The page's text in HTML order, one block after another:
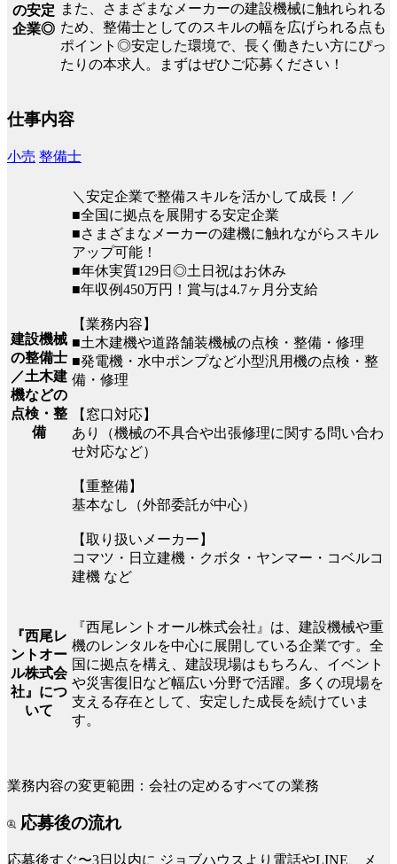
の安定
企業◎
また、さまざまなメーカーの建設機械に触れられる
ため、整備士としてのスキルの幅を広げられる点も
ポイント◎安定した環境で、長く働きたい方にぴっ
たりの本求人。まずはぜひご応募ください！
仕事内容
小売 整備士
建設機械
の整備士
／土木建
機などの
点検・整
備
＼安定企業で整備スキルを活かして成長！／
■全国に拠点を展開する安定企業
■さまざまなメーカーの建機に触れながらスキル
アップ可能！
■年休実質129日◎土日祝はお休み
■年収例450万円！賞与は4.7ヶ月分支給
【業務内容】
■土木建機や道路舗装機械の点検・整備・修理
■発電機・水中ポンプなど小型汎用機の点検・整
備・修理
【窓口対応】
あり（機械の不具合や出張修理に関する問い合わ
せ対応など）
【重整備】
基本なし（外部委託が中心）
【取り扱いメーカー】
コマツ・日立建機・クボタ・ヤンマー・コベルコ
建機 など
『西尾レ
ントオー
ル株式会
社』につ
いて
『西尾レントオール株式会社』は、建設機械や重
機のレンタルを中心に展開している企業です。全
国に拠点を構え、建設現場はもちろん、イベント
や災害復旧など幅広い分野で活躍。多くの現場を
支える存在として、安定した成長を続けていま
す。
業務内容の変更範囲：会社の定めるすべての業務
応募後の流れ
応募後すぐ〜3日以内に ジョブハウスより電話やLINE、メ